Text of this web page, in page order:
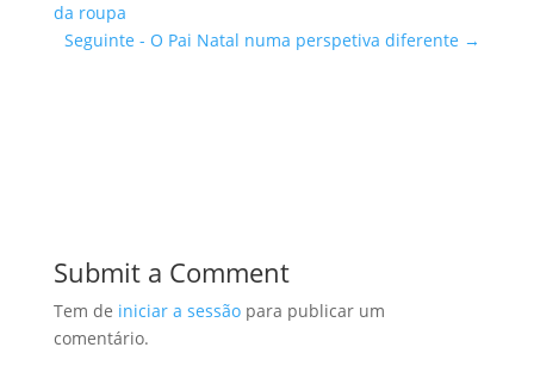
da roupa
Seguinte - O Pai Natal numa perspetiva diferente →
Submit a Comment
Tem de iniciar a sessãopara publicar um
comentário.